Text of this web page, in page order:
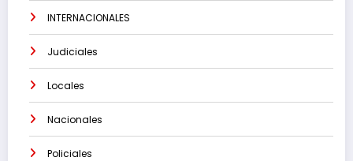
INTERNACIONALES
Judiciales
Locales
Nacionales
Policiales